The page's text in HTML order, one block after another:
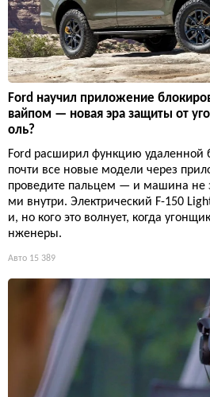
Ford научил приложение
вайпом — новая эра защиты от
оль?
Ford расширил функцию удаленной
почти все новые модели через
проведите пальцем — и машина не
ми внутри. Электрический F-150
и, но кого это волнует, когда
нженеры.
Авто 15 389